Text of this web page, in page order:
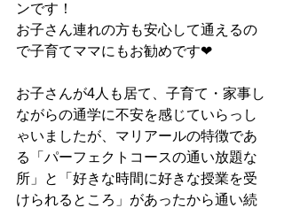
ンです！
お子さん連れの方も安心して通えるの
で子育てママにもお勧めです❤
お子さんが4人も居て、子育て・家事し
ながらの通学に不安を感じていらっし
ゃいましたが、マリアールの特徴であ
る「パーフェクトコースの通い放題な
所」と「好きな時間に好きな授業を受
けられるところ」があったから通い続